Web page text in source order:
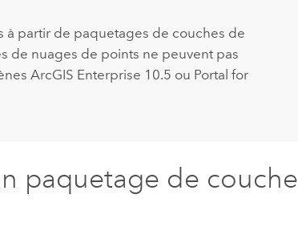
à partir de paquetages de couches de
de nuages de points ne peuvent pas
ArcGIS Enterprise 10.5 ou Portal for
paquetage de couche